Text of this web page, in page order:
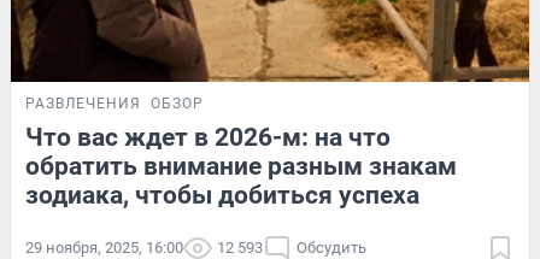
РАЗВЛЕЧЕНИЯ ОБЗОР
Что вас ждет в 2026-м: на что
обратить внимание разным знакам
зодиака, чтобы добиться успеха
29 ноября, 2025, 16:00 12 593 Обсудить